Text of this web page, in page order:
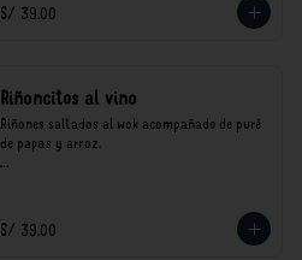
S/ 39.00
Riñoncitos al vino
Riñones saltados al wok acompañado de puré
de papas y arroz.
consumo.
S/ 39.00